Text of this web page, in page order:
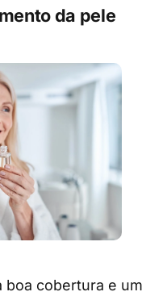
da pele
boa cobertura e um